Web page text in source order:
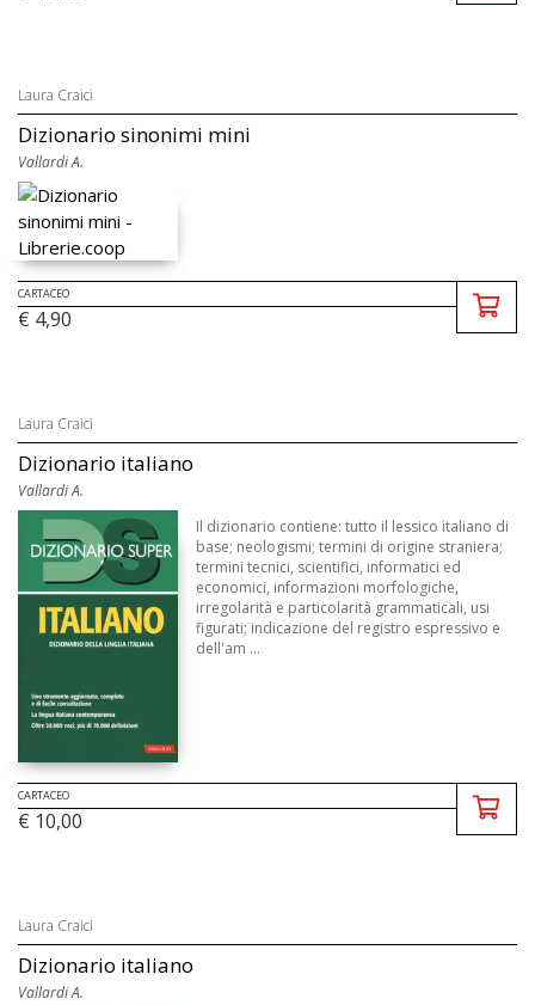
Laura Craici
Dizionario sinonimi mini
Vallardi A.
CARTACEO
€ 4,90
Laura Craici
Dizionario italiano
Vallardi A.
Il dizionario contiene: tutto il lessico italiano di
base; neologismi; termini di origine straniera;
termini tecnici, scientifici, informatici ed
economici, informazioni morfologiche,
irregolarità e particolarità grammaticali, usi
figurati; indicazione del registro espressivo e
dell'am ...
CARTACEO
€ 10,00
Laura Craici
Dizionario italiano
Vallardi A.